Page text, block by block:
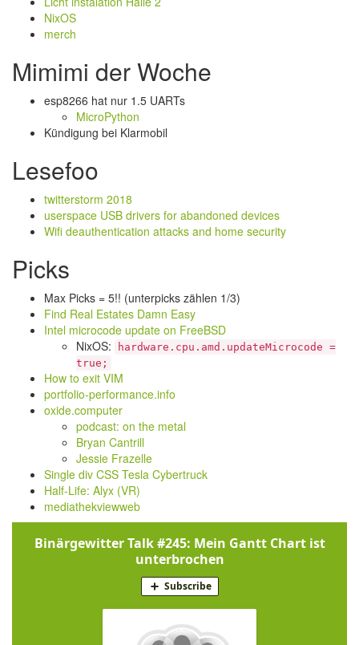
NixOS
merch
Mimimi der Woche
esp8266 hat nur 1.5 UARTs
MicroPython
Kündigung bei Klarmobil
Lesefoo
twitterstorm 2018
userspace USB drivers for abandoned devices
Wifi deauthentication attacks and home security
Picks
Max Picks = 5!! (unterpicks zählen 1/3)
Find Real Estates Damn Easy
Intel microcode update on FreeBSD
NixOS:
hardware.cpu.amd.updateMicrocode =
true;
How to exit VIM
portfolio-performance.info
oxide.computer
podcast: on the metal
Bryan Cantrill
Jessie Frazelle
Single div CSS Tesla Cybertruck
Half-Life: Alyx (VR)
mediathekviewweb